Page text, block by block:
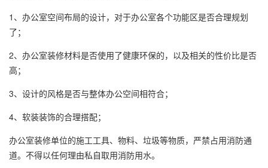
1、办公室空间布局的设计，对于办公室各个功能区是否合理规划
了；
2、办公室装修材料是否使用了健康环保的，以及相关的性价比是否
高；
3、设计的风格是否与整体办公空间相符合；
4、软装装饰的合理搭配；
办公室装修单位的施工工具、物料、垃圾等物质，严禁占用消防通
道。不得以任何理由私自取用消防用水。